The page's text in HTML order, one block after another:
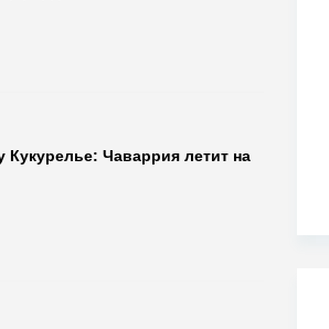
Кукурелье: Чаваррия летит на